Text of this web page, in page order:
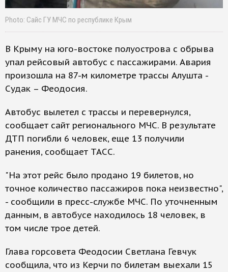
Photo: Сайс ГУ МЧС по республике Крым
В Крыму на юго-востоке полуострова с обрыва
упал рейсовый автобус с пассажирами. Авария
произошла на 87-м километре трассы Алушта -
Судак – Феодосия.
Автобус вылетел с трассы и перевернулся,
сообщает сайт регионального МЧС. В результате
ДТП погибли 6 человек, еще 13 получили
ранения, сообщает ТАСС.
"На этот рейс было продано 19 билетов, но
точное количество пассажиров пока неизвестно",
- сообщили в пресс-службе МЧС. По уточненным
данным, в автобусе находилось 18 человек, в
том числе трое детей.
Глава горсовета Феодосии Светлана Гевчук
сообщила, что из Керчи по билетам выехали 15